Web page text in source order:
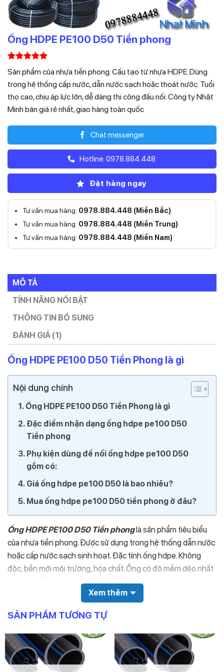
Ống HDPE PE100 D50 Tiền phong
5.00
trên 5
dựa trên
1
đánh giá
Sản phẩm của nhựa tiền phong. Cấu tạo từ nhựa HDPE. Dùng
trong hệ thống cấp nước, dẫn nước sạch hoặc thoát nước. Tuổi
thọ cao, chịu áp lực lớn, dễ dàng thi công đấu nối. Công ty Nhật
Minh bán giá rẻ nhất, giao hàng toàn quốc
Chat messenger
Hotline: 0978.884.448
Đặt hàng ngay
Tư vấn mua hàng: 0978.884.448 (Miền Bắc)
Tư vấn mua hàng: 0978.884.448 (Miền Trung)
Tư vấn mua hàng: 0978.884.448 (Miền Nam)
MÔ TẢ
TÍNH NĂNG NỔI BẬT
THÔNG TIN BỔ SUNG
ĐÁNH GIÁ (1)
Ống HDPE PE100 D50 Tiền Phong là gì
Nội dung chính
Ống HDPE PE100 D50 Tiền Phong là gì
Đặc điểm nhận dạng ống hdpe pe100 D50
Tiền phong
Phụ kiện dùng để nối ống hdpe pe100 D50
gồm có:
Giá ống hdpe pe100 D50 là bao nhiêu?
Mua ống hdpe pe100 D50 tiền phong ở đâu?
Ống HDPE PE100 D50 Tiền phonglà sản phẩm tiêu biểu
của nhựa tiền phong. Được sử dụng trong hệ thống dẫn nước
hoặc cấp nước sạch sinh hoạt. Đặc tính ống hdpe. Không
độc, bền mới môi trường, hóa chất. Ống có độ mềm dẻo nhất
định có thể thi công ở những địa hình phức tạp. Chịu được áp
Đặc điểm nhận dạng ống hdpe pe100 D50
Tiền phong
Ống màu đen.
Xem thêm
SẢN PHẨM TƯƠNG TỰ